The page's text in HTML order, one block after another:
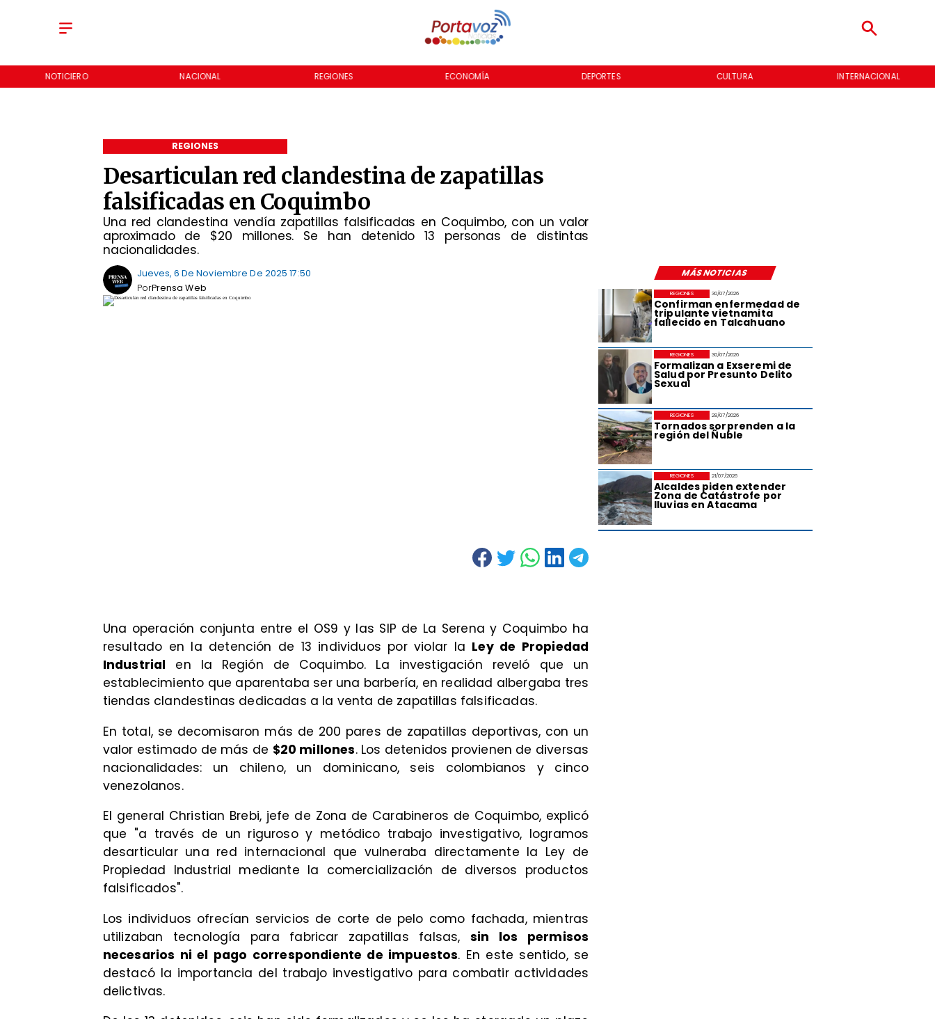
NOTICIERO NACIONAL REGIONES ECONOMÍA DEPORTES CULTURA INTERNACIONAL
Desarticulan red clandestina de zapatillas
falsificadas en Coquimbo
Una red clandestina vendía zapatillas falsificadas en Coquimbo, con un valor
aproximado de $20 millones. Se han detenido 13 personas de distintas
nacionalidades.
REGIONES
MÁS NOTICIAS
Jueves, 6 De Noviembre De 2025 17:50
Prensa Web
Por
30/07/2026
Confirman enfermedad de
tripulante vietnamita
fallecido en Talcahuano
REGIONES
30/07/2026
Formalizan a Exseremi de
Salud por Presunto Delito
Sexual
REGIONES
28/07/2026
Tornados sorprenden a la
región del Ñuble
REGIONES
21/07/2026
Alcaldes piden extender
Zona de Catástrofe por
lluvias en Atacama
REGIONES
Una operación conjunta entre el OS9 y las SIP de La Serena y Coquimbo ha
resultado en la detención de 13 individuos por violar la Ley de Propiedad
Industrial en la Región de Coquimbo. La investigación reveló que un
establecimiento que aparentaba ser una barbería, en realidad albergaba tres
tiendas clandestinas dedicadas a la venta de zapatillas falsificadas.
En total, se decomisaron más de 200 pares de zapatillas deportivas, con un
valor estimado de más de $20 millones. Los detenidos provienen de diversas
nacionalidades: un chileno, un dominicano, seis colombianos y cinco
venezolanos.
El general Christian Brebi, jefe de Zona de Carabineros de Coquimbo, explicó
que "a través de un riguroso y metódico trabajo investigativo, logramos
desarticular una red internacional que vulneraba directamente la Ley de
Propiedad Industrial mediante la comercialización de diversos productos
falsificados".
Los individuos ofrecían servicios de corte de pelo como fachada, mientras
utilizaban tecnología para fabricar zapatillas falsas, sin los permisos
necesarios ni el pago correspondiente de impuestos. En este sentido, se
destacó la importancia del trabajo investigativo para combatir actividades
delictivas.